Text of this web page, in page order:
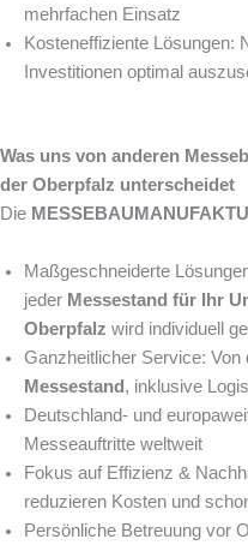
mehrfachen Einsatz
Kosteneffiziente Lösungen:
Investitionen optimal
Was uns von anderen
der Oberpfalz unterscheidet
Die
Maßgeschneiderte
jeder Messestand für Ihr
Oberpfalz wird individuell
Ganzheitlicher Service:
Messestand , inklusive
Deutschland- und
Messeauftritte weltweit
Fokus auf Effizienz &
reduzieren Kosten und
Persönliche Betreuung vor